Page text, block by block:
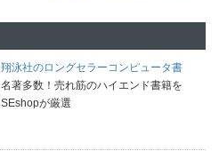
翔泳社のロングセラーコンピュータ書
名著多数！売れ筋のハイエンド書籍を
SEshopが厳選